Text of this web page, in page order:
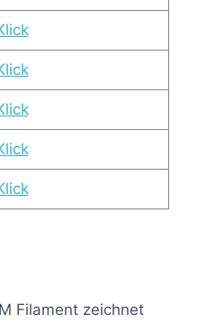
Filament zeichnet